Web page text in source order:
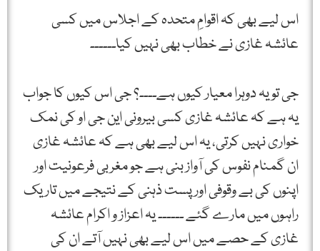
اس لیے بھی کہ اقوامِ متحدہ کے اجلاس میں کسی
عائشہ غازی نے خطاب بھی نہیں کیا۔۔۔۔۔۔
جی تو یہ دوہرا معیار کیوں ہے۔۔۔۔؟ جی اس کیوں کا جواب
یہ ہے کہ عائشہ غازی کسی بیرونی این جی او کی نمک
خواری نہیں کرتی، یہ اس لیے بھی ہے کہ عائشہ غازی
ان گمنام نفوس کی آواز بنی ہے جو مغربی فرعونیت اور
اپنوں کی بے وقوفی اور پست ذہنی کے نتیجے میں تاریک
راہوں میں مارے گئے ۔۔۔۔۔۔ یہ اعزاز و اکرام عائشہ
غازی کے حصے میں اس لیے بھی نہیں آتے ان کی